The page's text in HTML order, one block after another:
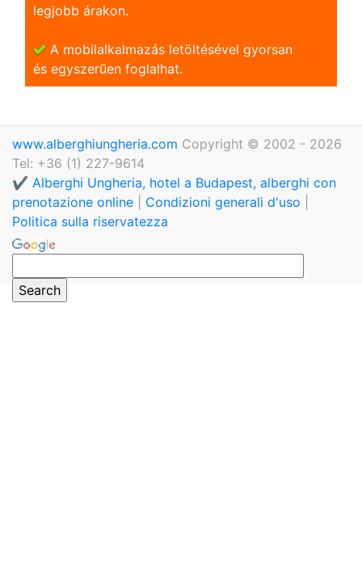
legjobb árakon.
A mobilalkalmazás letöltésével gyorsan
és egyszerũen foglalhat.
www.alberghiungheria.com Copyright © 2002 - 2026
Tel: +36 (1) 227-9614
✔️ Alberghi Ungheria, hotel a Budapest, alberghi con
prenotazione online
Condizioni generali d'uso
Politica sulla riservatezza